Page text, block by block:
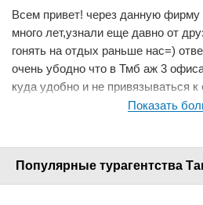
Всем привет! через данную
много лет,узнали еще давно от
гонять на отдых раньше нас=)
очень убодно что в Тмб аж 3
куда удобно и не привязываться
для клиента.с девочками
какие-то нюансы были при
покупали народу много наверно
Показать
Популярные турагентства